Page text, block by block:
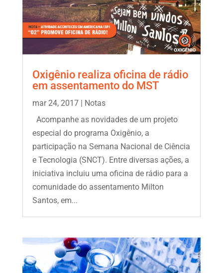
Oxigênio realiza oficina de rádio
em assentamento do MST
mar 24, 2017| Notas
Acompanhe as novidades de um projeto
especial do programa Oxigênio, a
participação na Semana Nacional de Ciência
e Tecnologia (SNCT). Entre diversas ações, a
iniciativa incluiu uma oficina de rádio para a
comunidade do assentamento Milton
Santos, em...